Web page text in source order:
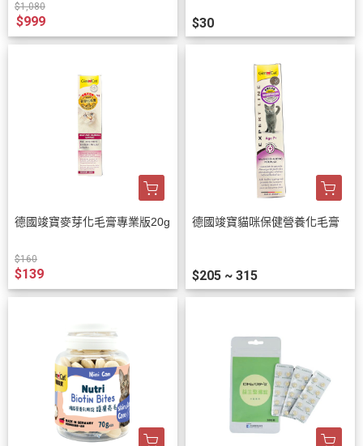
$1,080
$999 $30
德國竣寶麥芽化毛膏專業版20g
$160
$139
德國竣寶貓咪保健營養化毛膏
$205 ~ 315